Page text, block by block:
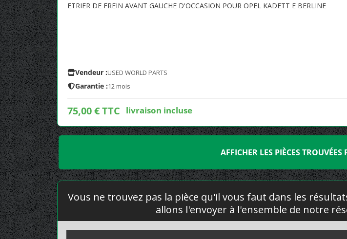
ETRIER DE FREIN AVANT GAUCHE D'OCCASION POUR OPEL KADETT E BERLINE
Vendeur :USED WORLD PARTS
Garantie :12 mois
75,00 € TTC livraison incluse
AFFICHER LES PIÈCES
Vous ne trouvez pas la pièce qu'il vous faut dans les
allons l'envoyer à l'ensemble de notre